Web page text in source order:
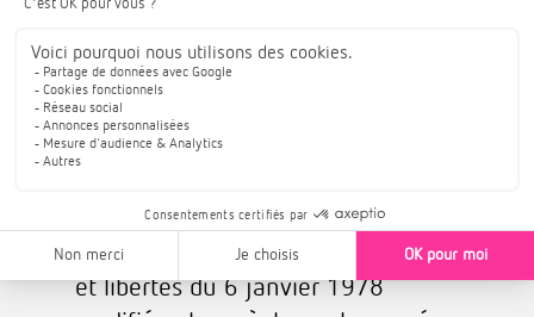
consentement préalable, à moins
d’y être contraints en raison d’un
motif légitime (obligation légale,
lutte contre la fraude ou l’abus,
exercice des droits de la défense,
Conformément à la loi informatique
et libertés du 6 janvier 1978